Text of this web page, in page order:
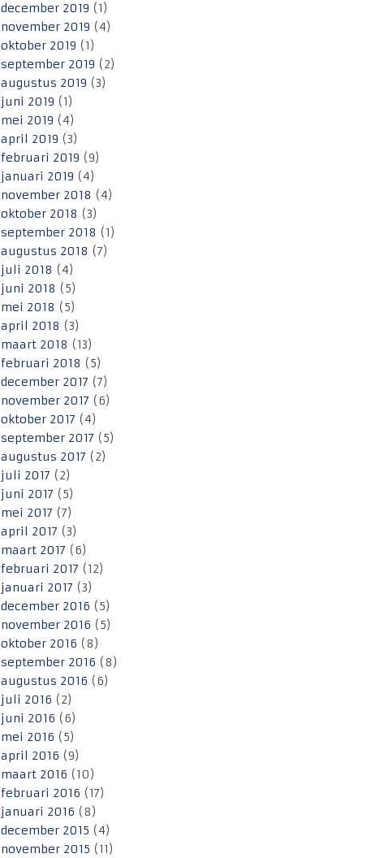
december 2019 (1)
november 2019 (4)
oktober 2019 (1)
september 2019 (2)
augustus 2019 (3)
juni 2019 (1)
mei 2019 (4)
april 2019 (3)
februari 2019 (9)
januari 2019 (4)
november 2018 (4)
oktober 2018 (3)
september 2018 (1)
augustus 2018 (7)
juli 2018 (4)
juni 2018 (5)
mei 2018 (5)
april 2018 (3)
maart 2018 (13)
februari 2018 (5)
december 2017 (7)
november 2017 (6)
oktober 2017 (4)
september 2017 (5)
augustus 2017 (2)
juli 2017 (2)
juni 2017 (5)
mei 2017 (7)
april 2017 (3)
maart 2017 (6)
februari 2017 (12)
januari 2017 (3)
december 2016 (5)
november 2016 (5)
oktober 2016 (8)
september 2016 (8)
augustus 2016 (6)
juli 2016 (2)
juni 2016 (6)
mei 2016 (5)
april 2016 (9)
maart 2016 (10)
februari 2016 (17)
januari 2016 (8)
december 2015 (4)
november 2015 (11)